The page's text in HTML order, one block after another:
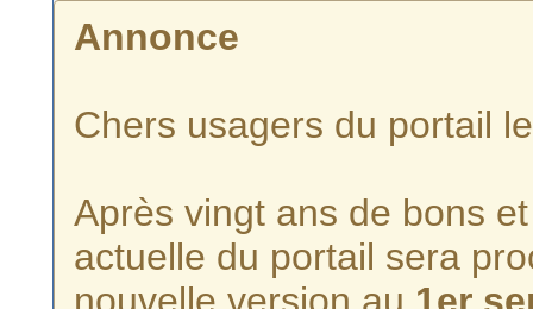
Annonce
Chers usagers du portail
Après vingt ans de bons
actuelle du portail sera